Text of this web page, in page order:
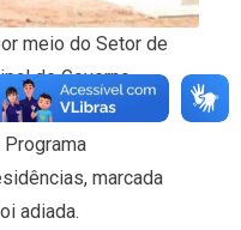
meio do Setor de
de Governo
do bairro Chácara
Programa
marcada
adiada.